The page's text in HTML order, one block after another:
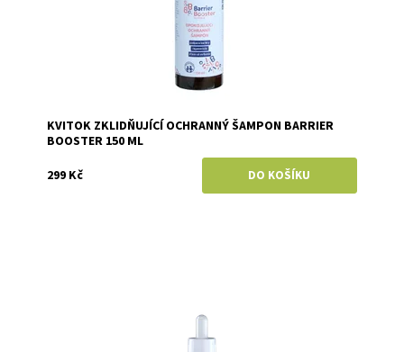
KVITOK ZKLIDŇUJÍCÍ OCHRANNÝ ŠAMPON BARRIER
BOOSTER 150 ML
299 Kč